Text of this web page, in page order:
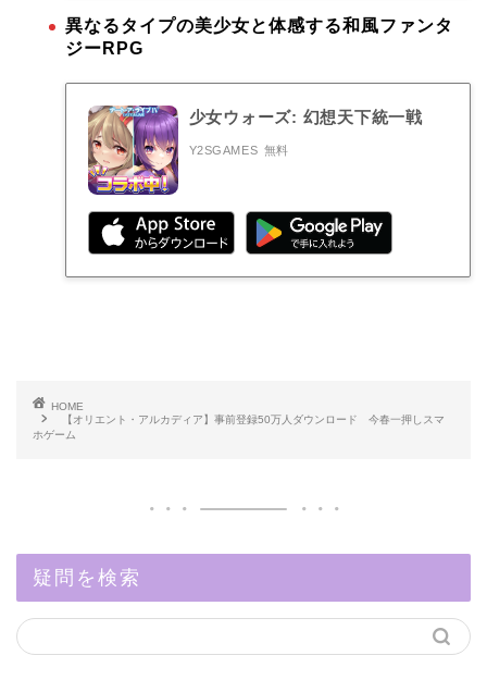
異なるタイプの美少女と体感する和風ファンタ
ジーRPG
少女ウォーズ: 幻想天下統一戦
Y2SGAMES 無料
HOME
【オリエント・アルカディア】事前登録50万人ダウンロード 今春一押しスマ
ホゲーム
疑問を検索